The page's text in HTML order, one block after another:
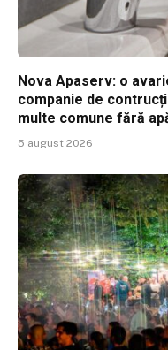
Nova Apaserv: o
companie de
multe comune fără
5 august 2026